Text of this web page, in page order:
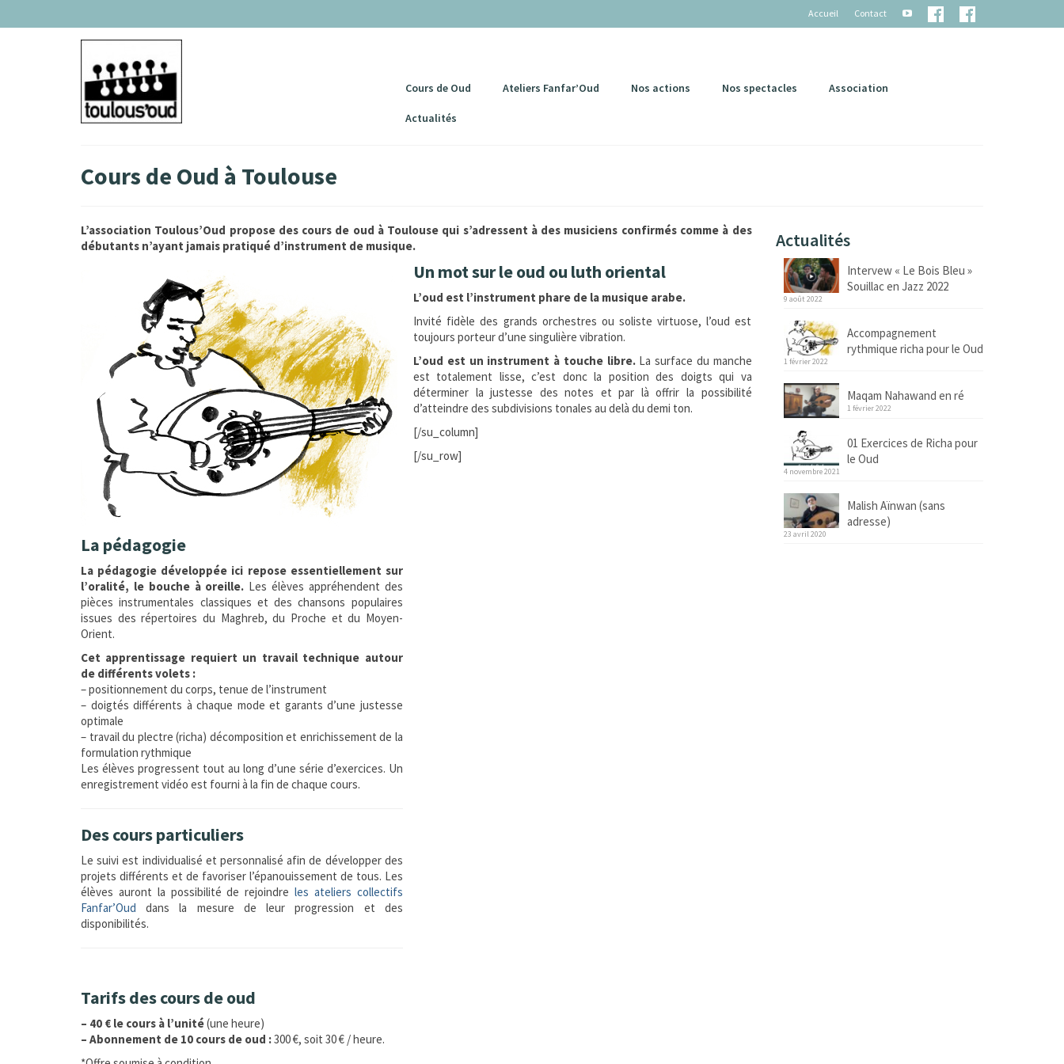
Accueil Contact
Cours de Oud Ateliers Fanfar’Oud Nos actions Nos spectacles Association
Actualités
Cours de Oud à Toulouse
L’association Toulous’Oud propose des cours de oud à Toulouse qui s’adressent à des musiciens confirmés comme à des
débutants n’ayant jamais pratiqué d’instrument de musique.
Un mot sur le oud ou luth oriental
L’oud est l’instrument phare de la musique arabe.
Invité fidèle des grands orchestres ou soliste virtuose, l’oud est
toujours porteur d’une singulière vibration.
L’oud est un instrument à touche libre.La surface du manche
est totalement lisse, c’est donc la position des doigts qui va
déterminer la justesse des notes et par là offrir la possibilité
d’atteindre des subdivisions tonales au delà du demi ton.
[/su_column]
La pédagogie
La pédagogie développée ici repose essentiellement sur
l’oralité, le bouche à oreille. Les élèves appréhendent des
pièces instrumentales classiques et des chansons populaires
issues des répertoires du Maghreb, du Proche et du Moyen-
Orient.
Cet apprentissage requiert un travail technique autour
de différents volets :
– positionnement du corps, tenue de l’instrument
– doigtés différents à chaque mode et garants d’une justesse
optimale
– travail du plectre (richa) décomposition et enrichissement de la
formulation rythmique
Les élèves progressent tout au long d’une série d’exercices. Un
enregistrement vidéo est fourni à la fin de chaque cours.
Des cours particuliers
Le suivi est individualisé et personnalisé afin de développer des
projets différents et de favoriser l’épanouissement de tous. Les
élèves auront la possibilité de rejoindreles ateliers collectifs
Fanfar’Oud dans la mesure de leur progression et des
disponibilités.
Tarifs des cours de oud
– 40 € le cours à l’unité(une heure)
– Abonnement de 10 cours de oud :300 €, soit 30 € / heure.
[/su_row]
Actualités
Intervew « Le Bois Bleu »
Souillac en Jazz 2022
9 août 2022
Accompagnement
rythmique richa pour le Oud
1 février 2022
Maqam Nahawand en ré
1 février 2022
01 Exercices de Richa pour
le Oud
4 novembre 2021
Malish Aïnwan (sans
adresse)
23 avril 2020